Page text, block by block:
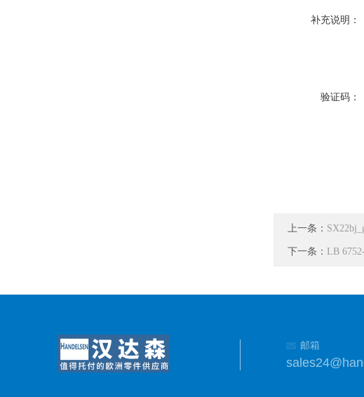
补充说明：
验证码：
上一条：
下一条： LB
邮箱